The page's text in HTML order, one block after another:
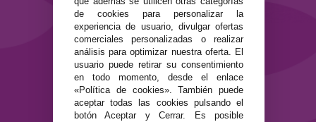
Términos y condiciones de uso
Política de privacidad
Política de cookies
de cookies para personalizar la
experiencia de usuario, divulgar ofertas
comerciales personalizadas o realizar
análisis para optimizar nuestra oferta. El
usuario puede retirar su consentimiento
en todo momento, desde el enlace
«Política de cookies». También puede
aceptar todas las cookies pulsando el
botón Aceptar y Cerrar. Es posible